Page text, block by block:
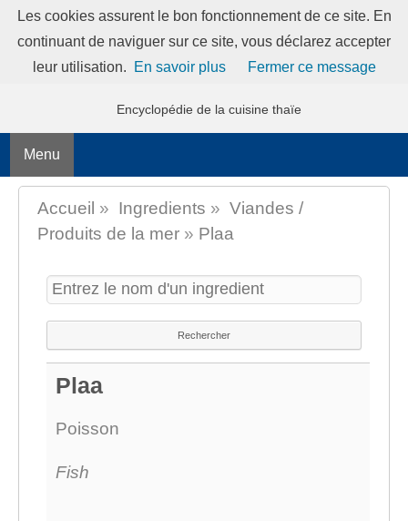
MANGERTHAI-GUIDE
Encyclopédie de la cuisine thaïe
Menu
Accueil » Ingredients » Viandes /
Produits de la mer » Plaa
Plaa
Poisson
Fish
Les cookies assurent le bon fonctionnement de ce site. En
continuant de naviguer sur ce site, vous déclarez accepter
leur utilisation.
En savoir plus Fermer ce message